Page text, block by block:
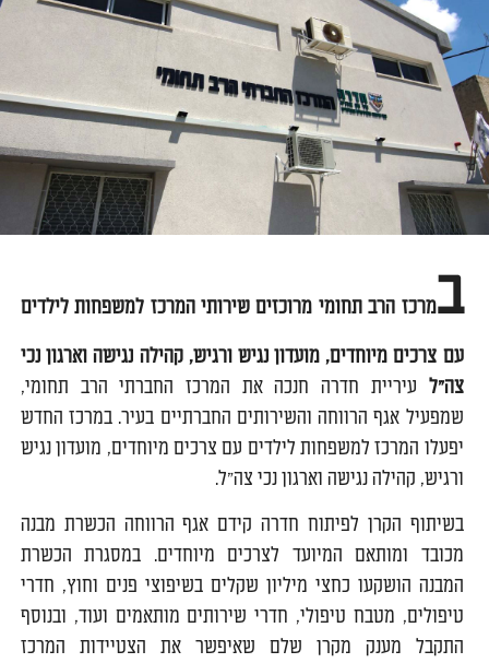
במרכז הרב תחומי מרוכזים שירותי המרכז למשפחות לילדים
עם צרכים מיוחדים, מועדון נגיש ורגיש, קהילה נגישה וארגון נכי
צה"ל עיריית חדרה חנכה את המרכז החברתי הרב תחומי,
שמפעיל אגף הרווחה והשירותים החברתיים בעיר. במרכז החדש
יפעלו המרכז למשפחות לילדים עם צרכים מיוחדים, מועדון נגיש
ורגיש, קהילה נגישה וארגון נכי צה"ל.
בשיתוף הקרן לפיתוח חדרה קידם אגף הרווחה הכשרת מבנה
מכובד ומותאם המיועד לצרכים מיוחדים. במסגרת הכשרת
המבנה הושקעו כחצי מיליון שקלים בשיפוצי פנים וחוץ, חדרי
טיפולים, מטבח טיפולי, חדרי שירותים מותאמים ועוד, ובנוסף
התקבל מענק מקרן שלם שאיפשר את הצטיידות המרכז